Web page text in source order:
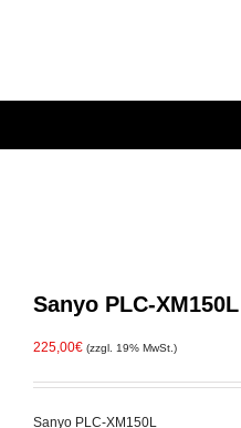
Sanyo PLC-XM150L
225,00€ (zzgl. 19% MwSt.)
Sanyo PLC-XM150L